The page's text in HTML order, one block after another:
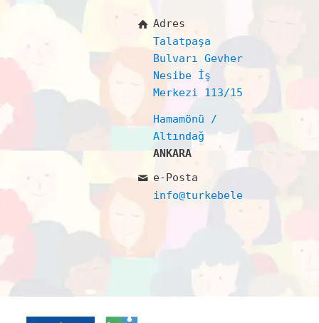
Adres
Talatpaşa
Bulvarı Gevher
Nesibe İş
Merkezi 113/15
Hamamönü /
Altındağ
ANKARA
e-Posta